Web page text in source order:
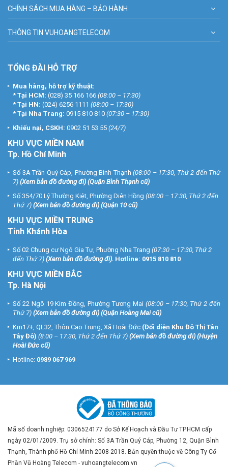
CHÍNH SÁCH MUA HÀNG – BẢO HÀNH
THÔNG TIN VUHOANGTELECOM
TỔNG ĐÀI HỖ TRỢ
Mua hàng, hỗ trợ kỹ thuật:
* Tại HCM: (028) 35 166 166 (08:00 – 17:30)
* Tại HN: (024) 6256 1111 (08:00 – 17:30)
* Tại Nha Trang: 0915 810 810 (07:30 – 17:30)
Khiếu nại, CSKH: 0902 51 53 55 (24/7)
KHU VỰC MIỀN NAM
Tp. Hồ Chí Minh
Số 3A Trần Quý Cáp, Phường Bình Thạnh (08:00 – 17:30, Thứ 2 đến Thứ
7) (Xem bản đồ đường đi) (Quận Bình Thạnh cũ)
Số 354/70 Lý Thường Kiệt, Phường Diên Hồng (08:00 – 17:30, Thứ 2 đến
Thứ 7) (Xem bản đồ đường đi) (Quận 10 cũ)
KHU VỰC MIỀN TRUNG
Tỉnh Khánh Hòa
Số 02 Chung cư Ngô Gia Tự, Phường Nha Trang (07:30 – 17:30, Thứ 2
đến Thứ 7) (Xem bản đồ đường đi). Hotline: 0915 810 810
KHU VỰC MIỀN BẮC
Tp. Hà Nội
Số 22 Ngõ 19 Kim Đồng, Phường Tương Mai (08:00 – 17:30, Thứ 2 đến
Thứ 7) (Xem bản đồ đường đi) (Quận Hoàng Mai cũ)
Km17+, QL32, Thôn Cao Trung, Xã Hoài Đức (Đối diện Khu Đô Thị Tân
Tây Đô) (8:00 – 17:30, Thứ 2 đến Thứ 7) (Xem bản đồ đường đi) (Huyện
Hoài Đức cũ)
Hotline: 0989 067 969
Mã số doanh nghiệp: 0306524177 do Sở Kế Hoạch và Đầu Tư TP.HCM cấp
ngày 02/01/2009. Trụ sở chính: Số 3A Trần Quý Cáp, Phường 12, Quận Bình
Thạnh, Thành phố Hồ Chí Minh 2008-2018. Bản quyền thuộc về Công Ty Cổ
Phần Vũ Hoàng Telecom - vuhoangtelecom.vn